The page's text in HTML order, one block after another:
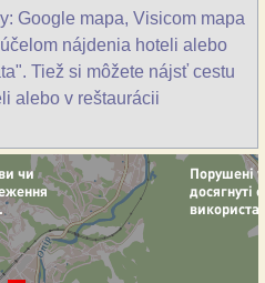
Google mapa, Visicom mapa
nájdenia hoteli alebo
Tiež si môžete nájsť cestu
alebo v reštaurácii